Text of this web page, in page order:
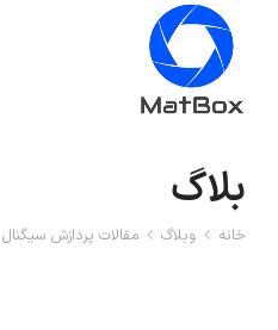
بلاگ
خانه وبلاگ مقالات پردازش سیگنال